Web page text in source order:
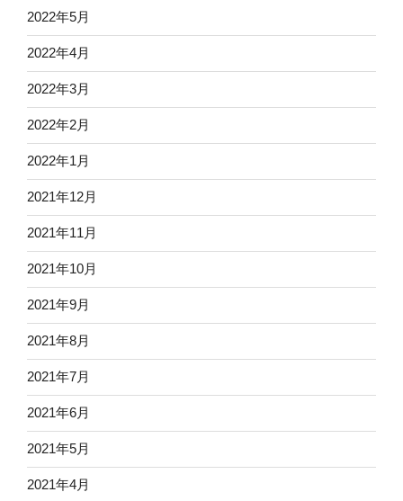
2022年5月
2022年4月
2022年3月
2022年2月
2022年1月
2021年12月
2021年11月
2021年10月
2021年9月
2021年8月
2021年7月
2021年6月
2021年5月
2021年4月